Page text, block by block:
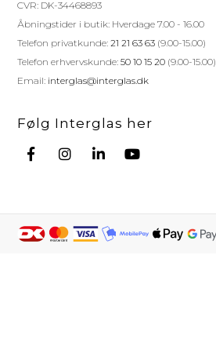
CVR: DK-34468893
Åbningstider i butik: Hverdage 7.00 - 16.00
Telefon privatkunde:21 21 63 63 (9.00-15.00)
Telefon erhvervskunde:50 10 15 20 (9.00-15.00)
Email: interglas@interglas.dk
Følg Interglas her